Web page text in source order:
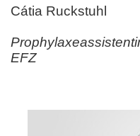
Cátia Ruckstuhl
EFZ